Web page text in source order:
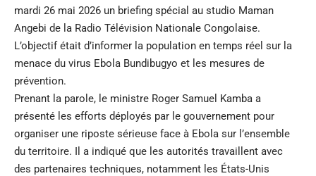
mardi 26 mai 2026 un briefing spécial au studio Maman
Angebi de la Radio Télévision Nationale Congolaise.
L’objectif était d’informer la population en temps réel sur la
menace du virus Ebola Bundibugyo et les mesures de
prévention.
Prenant la parole, le ministre Roger Samuel Kamba a
présenté les efforts déployés par le gouvernement pour
organiser une riposte sérieuse face à Ebola sur l’ensemble
du territoire. Il a indiqué que les autorités travaillent avec
des partenaires techniques, notamment les États-Unis